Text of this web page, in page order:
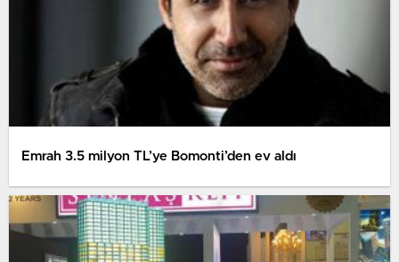
Emrah 3.5 milyon TL’ye Bomonti’den ev aldı